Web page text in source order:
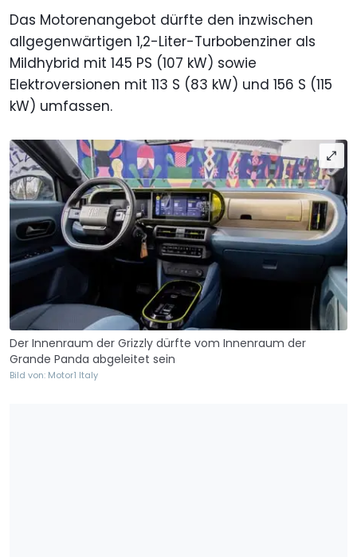
Das Motorenangebot dürfte den inzwischen
allgegenwärtigen 1,2-Liter-Turbobenziner als
Mildhybrid mit 145 PS (107 kW) sowie
Elektroversionen mit 113 S (83 kW) und 156 S (115
kW) umfassen.
Der Innenraum der Grizzly dürfte vom Innenraum der
Grande Panda abgeleitet sein
Bild von: Motor1 Italy